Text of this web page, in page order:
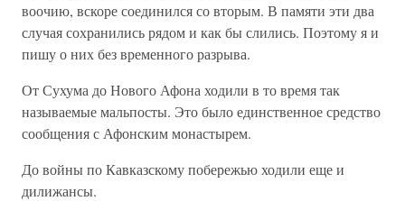
воочию, вскоре соединился со вторым. В памяти эти два
случая сохранились рядом и как бы слились. Поэтому я и
пишу о них без временного разрыва.
От Сухума до Нового Афона ходили в то время так
называемые мальпосты. Это было единственное средство
сообщения с Афонским монастырем.
До войны по Кавказскому побережью ходили еще и
дилижансы.